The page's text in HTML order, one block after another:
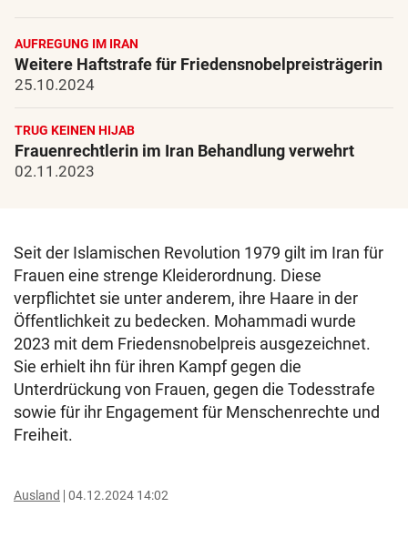
AUFREGUNG IM IRAN
Weitere Haftstrafe für Friedensnobelpreisträgerin
25.10.2024
TRUG KEINEN HIJAB
Frauenrechtlerin im Iran Behandlung verwehrt
02.11.2023
Seit der Islamischen Revolution 1979 gilt im Iran für
Frauen eine strenge Kleiderordnung. Diese
verpflichtet sie unter anderem, ihre Haare in der
Öffentlichkeit zu bedecken. Mohammadi wurde
2023 mit dem Friedensnobelpreis ausgezeichnet.
Sie erhielt ihn für ihren Kampf gegen die
Unterdrückung von Frauen, gegen die Todesstrafe
sowie für ihr Engagement für Menschenrechte und
Freiheit.
Ausland 04.12.2024 14:02